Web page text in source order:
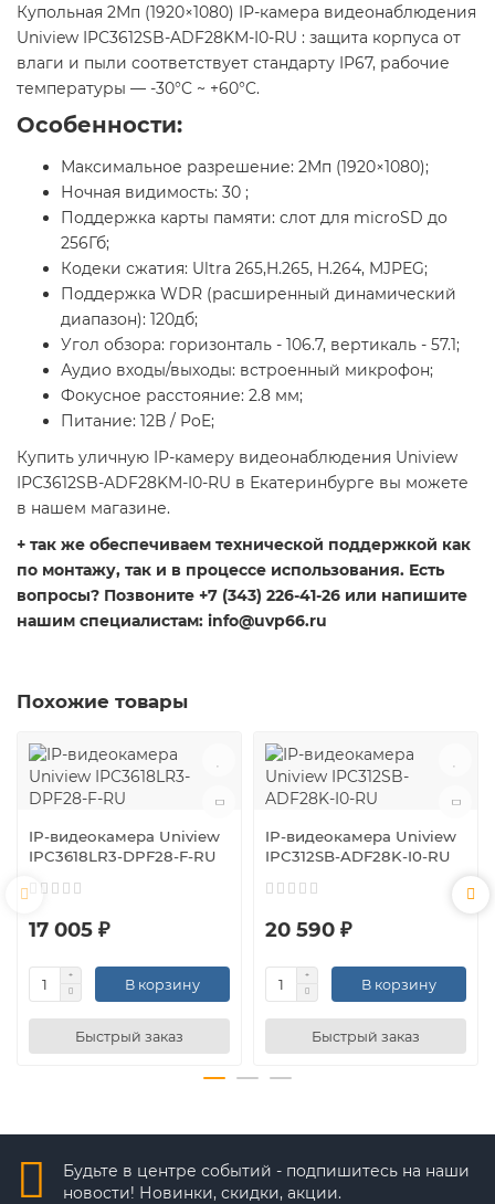
Купольная 2Мп (1920×1080) IP-камера видеонаблюдения
Uniview IPC3612SB-ADF28KM-I0-RU : защита корпуса от
влаги и пыли соответствует стандарту IP67, рабочие
температуры — -30°C ~ +60°C.
Особенности:
Максимальное разрешение: 2Мп (1920×1080);
Ночная видимость: 30 ;
Поддержка карты памяти: слот для microSD до
256Гб;
Кодеки сжатия: Ultra 265,H.265, H.264, MJPEG;
Поддержка WDR (расширенный динамический
диапазон): 120дб;
Угол обзора: горизонталь - 106.7, вертикаль - 57.1;
Аудио входы/выходы: встроенный микрофон;
Фокусное расстояние: 2.8 мм;
Питание: 12В / PoE;
Купить уличную IP-камеру видеонаблюдения Uniview
IPC3612SB-ADF28KM-I0-RU в Екатеринбурге вы можете
в нашем магазине.
+ так же обеспечиваем технической поддержкой как
по монтажу, так и в процессе использования. Есть
вопросы? Позвоните +7 (343) 226-41-26 или напишите
нашим специалистам: info@uvp66.ru
Похожие товары
IP-видеокамера Uniview
IPC3618LR3-DPF28-F-RU
17 005 ₽
В корзину
Быстрый заказ
IP-видеокамера Uniview
IPC312SB-ADF28K-I0-RU
20 590 ₽
В корзину
Быстрый заказ
Будьте в центре событий - подпишитесь на наши
новости! Новинки, скидки, акции.